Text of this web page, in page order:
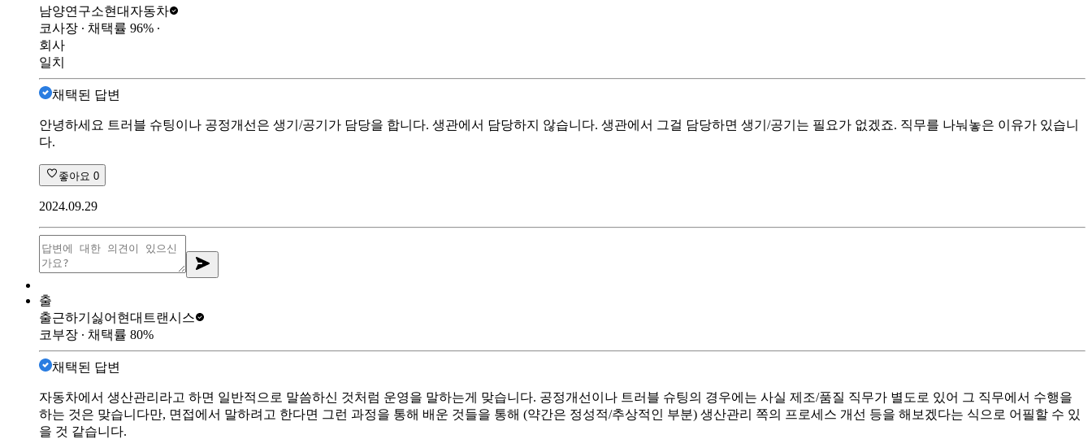
남양연구소현대자동차
코사장 ∙ 채택률 96% ∙
회사
일치
채택된 답변
안녕하세요 트러블 슈팅이나 공정개선은 생기/공기가 담당을 합니다. 생관에서 담당하지 않습니다. 생관에서 그걸 담당하면 생기/공기는 필요가 없겠죠. 직무를 나눠놓은 이유가 있습니
다.
좋아요 0
2024.09.29
출
출근하기싫어 현대트랜시스
코부장 ∙ 채택률 80%
채택된 답변
자동차에서 생산관리라고 하면 일반적으로 말씀하신 것처럼 운영을 말하는게 맞습니다. 공정개선이나 트러블 슈팅의 경우에는 사실 제조/품질 직무가 별도로 있어 그 직무에서 수행을
하는 것은 맞습니다만, 면접에서 말하려고 한다면 그런 과정을 통해 배운 것들을 통해 (약간은 정성적/추상적인 부분) 생산관리 쪽의 프로세스 개선 등을 해보겠다는 식으로 어필할 수 있
을 것 같습니다.